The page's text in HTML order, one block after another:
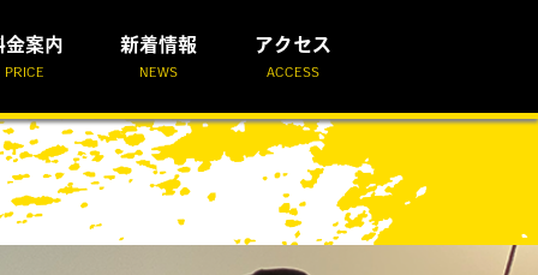
金案内
PRICE
新着情報
NEWS
アクセス
ACCESS